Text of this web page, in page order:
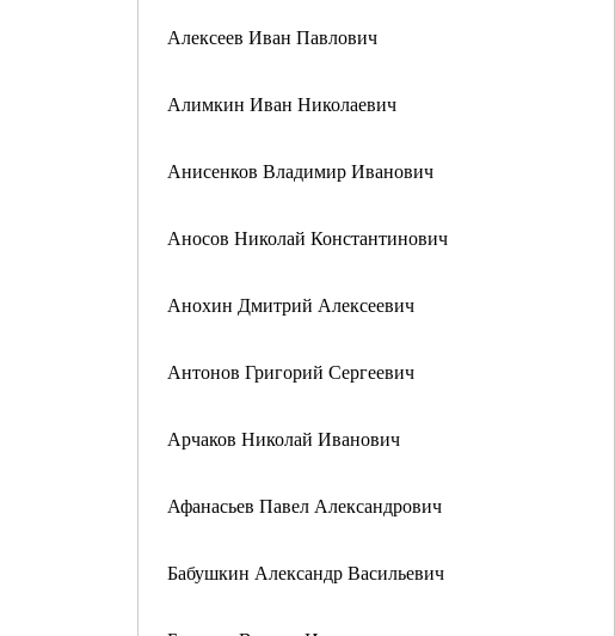
Алексеев Иван Павлович
Алимкин Иван Николаевич
Анисенков Владимир Иванович
Аносов Николай Константинович
Анохин Дмитрий Алексеевич
Антонов Григорий Сергеевич
Арчаков Николай Иванович
Афанасьев Павел Александрович
Бабушкин Александр Васильевич